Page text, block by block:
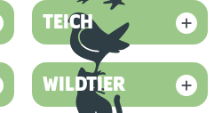
TEICH
WILDTIER